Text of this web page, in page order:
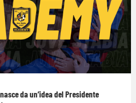
da un’idea del Presidente